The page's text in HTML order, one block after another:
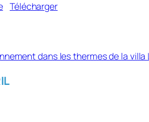
Télécharger
dans les thermes de la villa